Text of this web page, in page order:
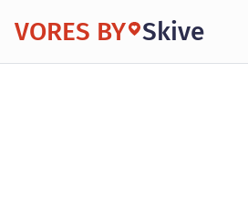
VORES BY Skive